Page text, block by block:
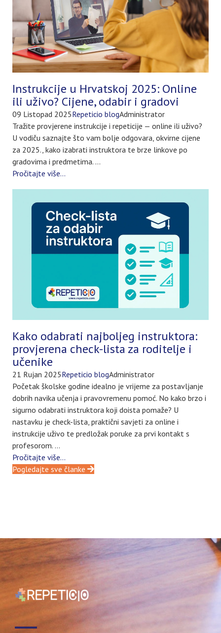
Instrukcije u Hrvatskoj 2025: Online
ili uživo? Cijene, odabir i gradovi
09 Listopad 2025Repeticio blogAdministrator
Tražite provjerene instrukcije i repeticije — online ili uživo?
U vodiču saznajte što vam bolje odgovara, okvirne cijene
za 2025., kako izabrati instruktora te brze linkove po
gradovima i predmetima. ...
Pročitajte više...
Kako odabrati najboljeg instruktora:
provjerena check-lista za roditelje i
učenike
21 Rujan 2025Repeticio blogAdministrator
Početak školske godine idealno je vrijeme za postavljanje
dobrih navika učenja i pravovremenu pomoć. No kako brzo i
sigurno odabrati instruktora koji doista pomaže? U
nastavku je check-lista, praktični savjeti za online i
instrukcije uživo te predložak poruke za prvi kontakt s
profesorom. ...
Pročitajte više...
Pogledajte sve članke